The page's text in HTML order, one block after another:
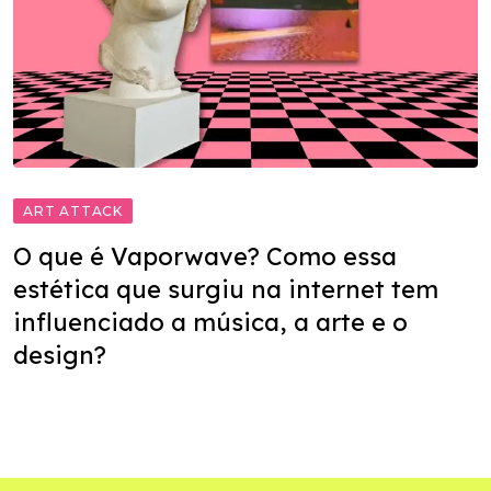
ART ATTACK
O que é Vaporwave? Como essa
estética que surgiu na internet tem
influenciado a música, a arte e o
design?